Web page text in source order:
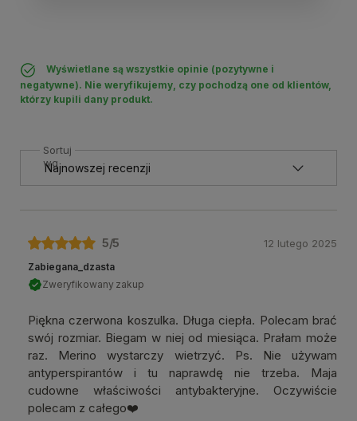
Wyświetlane są wszystkie opinie (pozytywne i
negatywne). Nie weryfikujemy, czy pochodzą one od klientów,
którzy kupili dany produkt.
Sortuj
wg
5/5
Zabiegana_dzasta
Zweryfikowany zakup
Piękna czerwona koszulka. Długa ciepła. Polecam brać
swój rozmiar. Biegam w niej od miesiąca. Prałam może
raz. Merino wystarczy wietrzyć. Ps. Nie używam
antyperspirantów i tu naprawdę nie trzeba. Maja
cudowne właściwości antybakteryjne. Oczywiście
polecam z całego❤️
12 lutego 2025